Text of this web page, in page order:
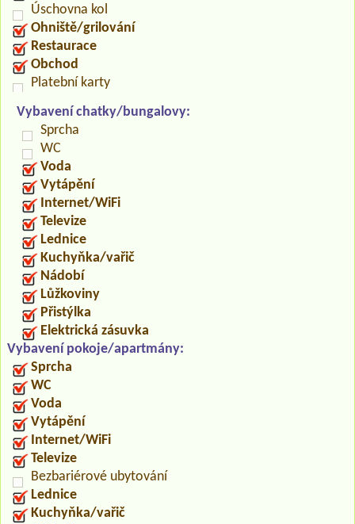
Úschovna kol
Ohniště/grilování
Restaurace
Obchod
Platební karty
Vybavení chatky/bungalovy:
Sprcha
WC
Voda
Vytápění
Internet/WiFi
Televize
Lednice
Kuchyňka/vařič
Nádobí
Lůžkoviny
Přistýlka
Elektrická zásuvka
Vybavení pokoje/apartmány:
Sprcha
WC
Voda
Vytápění
Internet/WiFi
Televize
Bezbariérové ubytování
Lednice
Kuchyňka/vařič